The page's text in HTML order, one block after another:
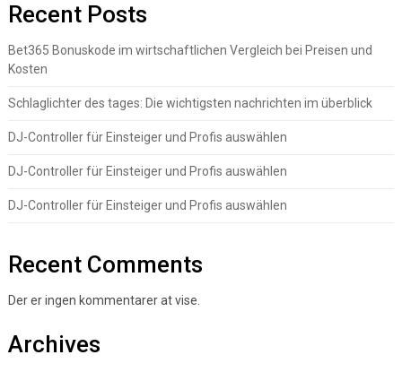
Recent Posts
Bet365 Bonuskode im wirtschaftlichen Vergleich bei Preisen und
Kosten
Schlaglichter des tages: Die wichtigsten nachrichten im überblick
DJ-Controller für Einsteiger und Profis auswählen
DJ-Controller für Einsteiger und Profis auswählen
DJ-Controller für Einsteiger und Profis auswählen
Recent Comments
Der er ingen kommentarer at vise.
Archives